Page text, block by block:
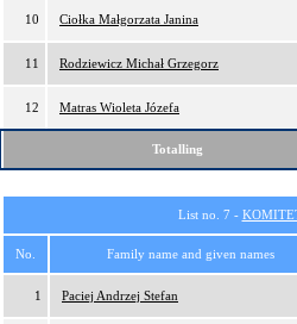
10 Ciołka Małgorzata Janina
11 Rodziewicz Michał Grzegorz
12 Matras Wioleta Józefa
Totalling
List no. 7 -
No. Family name and given names
1 Paciej Andrzej Stefan